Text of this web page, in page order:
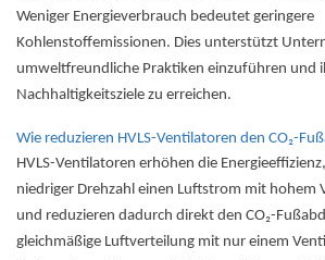
Weniger Energieverbrauch bedeutet geringere
Kohlenstoffemissionen. Dies unterstützt
umweltfreundliche Praktiken einzuführen und
Nachhaltigkeitsziele zu erreichen.
Wie reduzieren HVLS-Ventilatoren den CO₂-
HVLS-Ventilatoren erhöhen die
niedriger Drehzahl einen Luftstrom mit hohem
und reduzieren dadurch direkt den CO₂-
gleichmäßige Luftverteilung mit nur einem